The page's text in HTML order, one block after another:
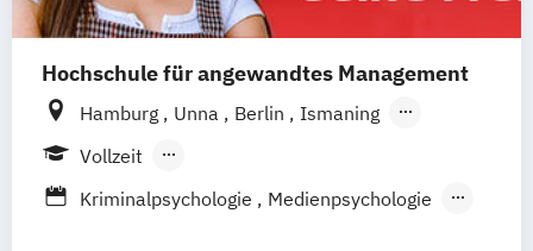
Hochschule für angewandtes Management
Hamburg Unna Berlin
Ismaning
Mannheim
Stuttgart
Vollzeit
Berufsbegleitendes Präsenzstudium
Kriminalpsychologie
Medienpsychologie